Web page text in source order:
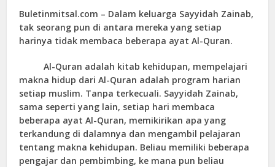
Buletinmitsal.com – Dalam keluarga Sayyidah Zainab,
tak seorang pun di antara mereka yang setiap
harinya tidak membaca beberapa ayat Al-Quran.
Al-Quran adalah kitab kehidupan, mempelajari
makna hidup dari Al-Quran adalah program harian
setiap muslim. Tanpa terkecuali. Sayyidah Zainab,
sama seperti yang lain, setiap hari membaca
beberapa ayat Al-Quran, memikirikan apa yang
terkandung di dalamnya dan mengambil pelajaran
tentang makna kehidupan. Beliau memiliki beberapa
pengajar dan pembimbing, ke mana pun beliau